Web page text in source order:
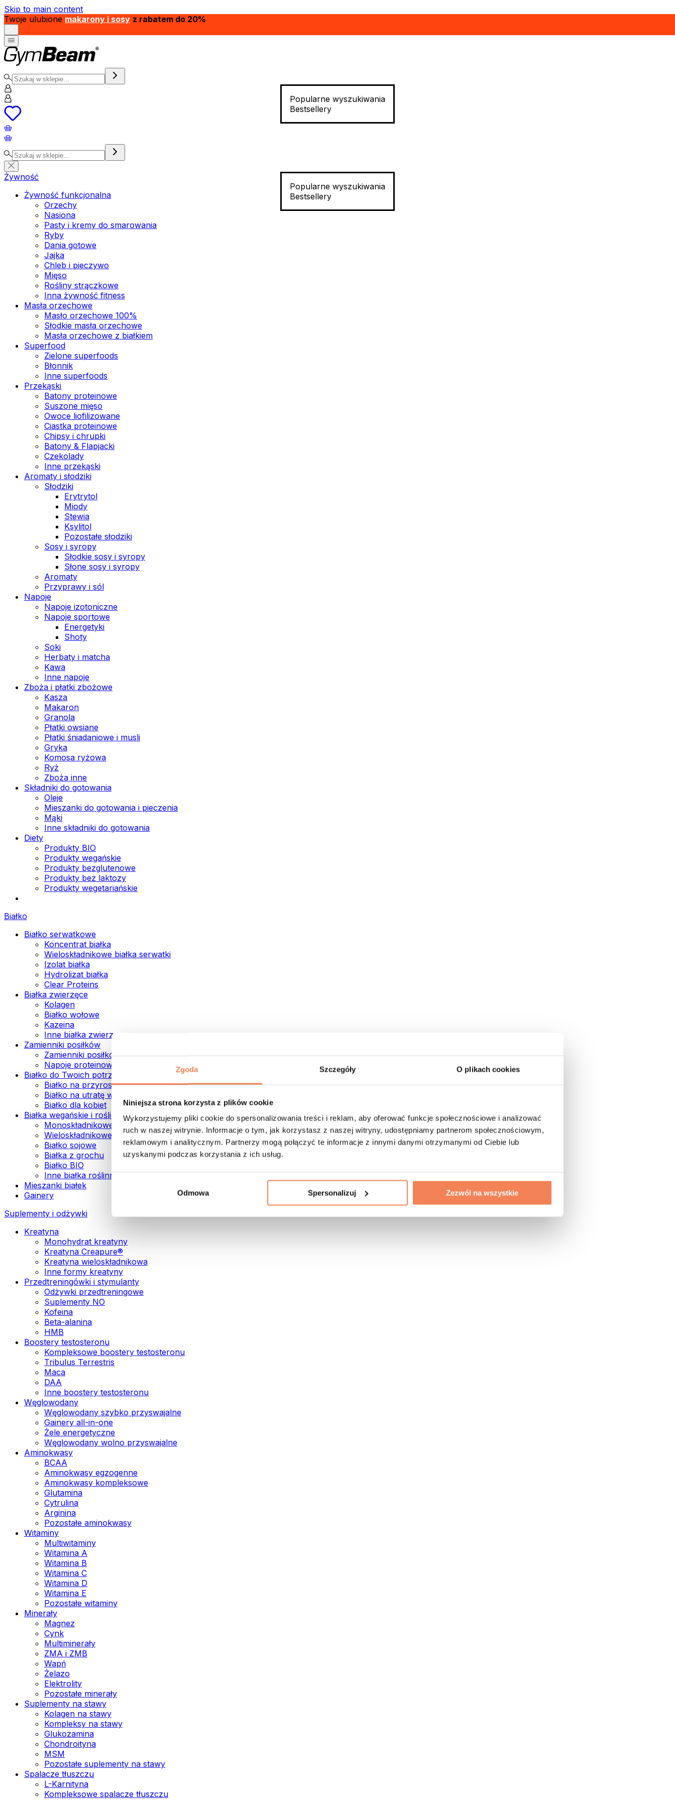
Zgoda Szczegóły O plikach cookies
Niniejsza strona korzysta z plików cookie
Wykorzystujemy pliki cookie do spersonalizowania treści i reklam, aby oferować funkcje społecznościowe i analizować
ruch w naszej witrynie. Informacje o tym, jak korzystasz z naszej witryny, udostępniamy partnerom społecznościowym,
reklamowym i analitycznym. Partnerzy mogą połączyć te informacje z innymi danymi otrzymanymi od Ciebie lub
uzyskanymi podczas korzystania z ich usług.
Odmowa Spersonalizuj Zezwól na wszystkie
Skip to main content
Twoje ulubione makarony i sosy z rabatem do 20%
Popularne wyszukiwania
Bestsellery
Popularne wyszukiwania
Bestsellery
Żywność
Żywność funkcjonalna
Orzechy
Nasiona
Pasty i kremy do smarowania
Ryby
Dania gotowe
Jajka
Chleb i pieczywo
Mięso
Rośliny strączkowe
Inna żywność fitness
Masła orzechowe
Masło orzechowe 100%
Słodkie masła orzechowe
Masła orzechowe z białkiem
Superfood
Zielone superfoods
Błonnik
Inne superfoods
Przekąski
Batony proteinowe
Suszone mięso
Owoce liofilizowane
Ciastka proteinowe
Chipsy i chrupki
Batony & Flapjacki
Czekolady
Inne przekąski
Aromaty i słodziki
Słodziki
Erytrytol
Miody
Stewia
Ksylitol
Pozostałe słodziki
Sosy i syropy
Słodkie sosy i syropy
Słone sosy i syropy
Aromaty
Przyprawy i sól
Napoje
Napoje izotoniczne
Napoje sportowe
Energetyki
Shoty
Soki
Herbaty i matcha
Kawa
Inne napoje
Zboża i płatki zbożowe
Kasza
Makaron
Granola
Płatki owsiane
Płatki śniadaniowe i musli
Gryka
Komosa ryżowa
Ryż
Zboża inne
Składniki do gotowania
Oleje
Mieszanki do gotowania i pieczenia
Mąki
Inne składniki do gotowania
Diety
Produkty BIO
Produkty wegańskie
Produkty bezglutenowe
Produkty bez laktozy
Produkty wegetariańskie
Białko
Białko serwatkowe
Koncentrat białka
Wieloskładnikowe białka serwatki
Izolat białka
Hydrolizat białka
Clear Proteins
Białka zwierzęce
Kolagen
Białko wołowe
Kazeina
Inne białka zwierzęce
Zamienniki posiłków
Zamienniki posiłków w proszku
Napoje proteinowe ready to drink
Białko do Twoich potrzeb
Białko na przyrost mięśni
Białko na utratę wagi
Białko dla kobiet
Białka wegańskie i roślinne
Monoskładnikowe białka wegańskie
Wieloskładnikowe białka wegańskie
Białko sojowe
Białka z grochu
Białko BIO
Inne białka roślinne
Mieszanki białek
Gainery
Suplementy i odżywki
Kreatyna
Monohydrat kreatyny
Kreatyna Creapure®
Kreatyna wieloskładnikowa
Inne formy kreatyny
Przedtreningówki i stymulanty
Odżywki przedtreningowe
Suplementy NO
Kofeina
Beta-alanina
HMB
Boostery testosteronu
Kompleksowe boostery testosteronu
Tribulus Terrestris
Maca
DAA
Inne boostery testosteronu
Węglowodany
Węglowodany szybko przyswajalne
Gainery all-in-one
Żele energetyczne
Węglowodany wolno przyswajalne
Aminokwasy
BCAA
Aminokwasy egzogenne
Aminokwasy kompleksowe
Glutamina
Cytrulina
Arginina
Pozostałe aminokwasy
Witaminy
Multiwitaminy
Witamina A
Witamina B
Witamina C
Witamina D
Witamina E
Pozostałe witaminy
Minerały
Magnez
Cynk
Multiminerały
ZMA i ZMB
Wapń
Żelazo
Elektrolity
Pozostałe minerały
Suplementy na stawy
Kolagen na stawy
Kompleksy na stawy
Glukozamina
Chondroityna
MSM
Pozostałe suplementy na stawy
Spalacze tłuszczu
L-Karnityna
Kompleksowe spalacze tłuszczu